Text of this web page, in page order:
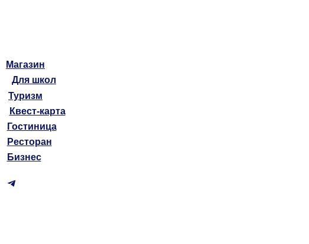
Магазин
Для школ
Туризм
Квест-карта
Гостиница
Ресторан
Бизнес